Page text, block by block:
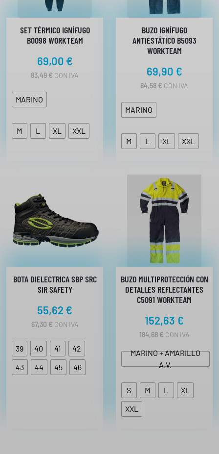
SET TÉRMICO IGNÍFUGO
B0098 WORKTEAM
69,00 €
83,49 € CON IVA
MARINO
M L XL XXL
BUZO IGNÍFUGO
ANTIESTÁTICO B5093
WORKTEAM
69,90 €
84,58 € CON IVA
MARINO
M L XL XXL
BOTA DIELECTRICA SBP SRC
SIR SAFETY
55,62 €
67,30 € CON IVA
39 40 41
42
43
44 45 46
BUZO MULTIPROTECCIÓN CON
DETALLES REFLECTANTES
C5091 WORKTEAM
152,63 €
184,68 € CON IVA
MARINO + AMARILLO
A.V.
S M L
XL
XXL